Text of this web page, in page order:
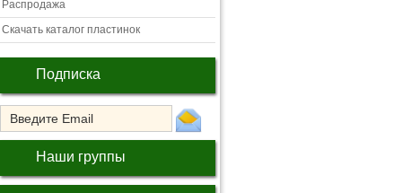
Распродажа
Скачать каталог пластинок
Подписка
Наши группы